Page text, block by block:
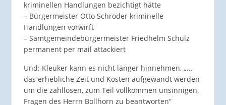
kriminellen Handlungen bezichtigt hätte
– Bürgermeister Otto Schröder kriminelle
Handlungen vorwirft
– Samtgemeindebürgermeister Friedhelm Schulz
permanent per mail attackiert
Und: Kleuker kann es nicht länger hinnehmen, „…
das erhebliche Zeit und Kosten aufgewandt werden
um die zahllosen, zum Teil vollkommen unsinnigen,
Fragen des Herrn Bollhorn zu beantworten“